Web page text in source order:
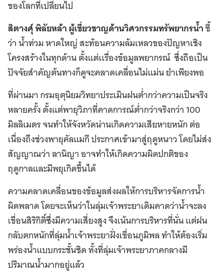
ของโลกที่เปลี่ยนไป
สิตางศุ์ พิลัยหล้า ผู้เชี่ยวชาญด้านวิศวกรรมทรัพยากรน้ำชี้
ว่า น้ำท่วม หาดใหญ่ สะท้อนความล้มเหลวของปัญหาเชิง
โครงสร้างในทุกด้าน ตั้งแต่เเรื่องข้อมูลพยากรณ์ ซึ่งถือเป็น
ปัจจัยสำคัญต้นทางก็ดูจะคลาดเคลื่อนไม่แม่น ยำเพียงพอ
ที่ผ่านมา กรมอุตุนิยมวิทยาประเมินฝนต่ำกว่าความเป็นจริง
หลายครั้ง ตั้งแต่พายุวิภาที่คาดการณ์ต่ำกว่าจริงกว่า 100
มิลลิเมตร จนทำให้จังหวัดน่านเกิดความเสียหายหนัก ต่อ
เนื่องถึงช่วงพายุคัลแมกี ประกาศเข้ามาสู่ฤดูหนาว โดยไม่ส่ง
สัญญาณว่า ลานิญา อาจทำให้เกิดความผิดปกติของ
ฤดูกาลและมีพยุเกิดขึ้นได้
ความคลาดเคลื่อนของข้อมูลส่งผลให้การบริหารจัดการน้ำ
ผิดพลาด โดยจะเห็นว่าในลุ่มเจ้าพระยาเดิมคาดว่าน้ำจะลง
เขื่อนสิริกิติ์ซึ่งมีความเสี่ยงสูง จึงเน้นการบริหารที่นั่น แต่ฝน
กลับตกหนักที่ลุ่มน้ำเจ้าพระยาฝั่งเขื่อนภูมิพล ทำให้ต้องเริ่ม
พร่องน้ำแบบกระชั้นชิด ทั้งที่ลุ่มเจ้าพระยาภาคกลางมี
ปริมาณน้ำมากอยู่แล้ว